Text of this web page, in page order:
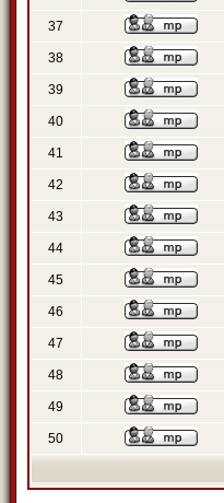
37
38
39
40
41
42
43
44
45
46
47
48
49
50